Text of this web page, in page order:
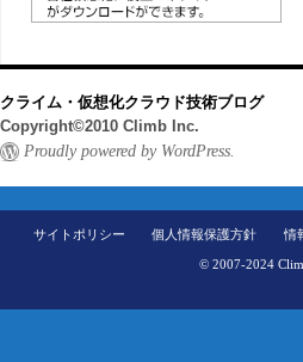
クライム・仮想化クラウド技術ブログ
Copyright©2010 Climb Inc.
Proudly powered by WordPress.
サイトポリシー 個人情報保護方針 情
© 2007-2024